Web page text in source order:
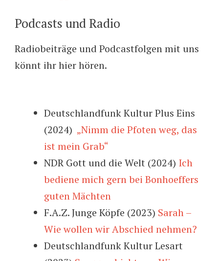
Podcasts und Radio
Radiobeiträge und Podcastfolgen mit uns
könnt ihr hier hören.
Deutschlandfunk Kultur Plus Eins
(2024) „Nimm die Pfoten weg, das
ist mein Grab“
NDR Gott und die Welt (2024) Ich
bediene mich gern bei Bonhoeffers
guten Mächten
F.A.Z. Junge Köpfe (2023) Sarah –
Wie wollen wir Abschied nehmen?
Deutschlandfunk Kultur Lesart